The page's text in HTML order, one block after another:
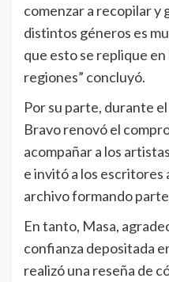
comenzar a recopilar y
distintos géneros es
que esto se replique
regiones” concluyó.
Por su parte, durante
Bravo renovó el
acompañar a los
e invitó a los escritores
archivo formando
En tanto, Masa,
confianza depositada
realizó una reseña de